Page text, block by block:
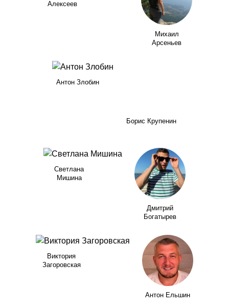
Алексеев
Михаил
Арсеньев
Антон Злобин
Борис Крупенин
Светлана
Мишина
Дмитрий
Богатырев
Виктория
Загоровская
Антон Ельшин